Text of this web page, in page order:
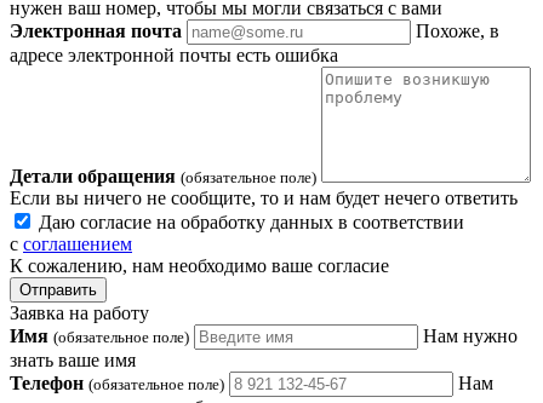
нужен ваш номер, чтобы мы могли связаться с вами
Электронная почта
Похоже, в
адресе электронной почты есть ошибка
Детали обращения (обязательное поле)
Если вы ничего не сообщите, то и нам будет нечего ответить
Даю согласие на обработку данных в соответствии
с соглашением
К сожалению, нам необходимо ваше согласие
Отправить
Заявка на работу
Имя (обязательное поле)
Нам нужно
знать ваше имя
Телефон (обязательное поле)
Нам